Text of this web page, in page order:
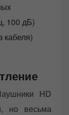
100 дБ)
кабеля)
HD
но весьма